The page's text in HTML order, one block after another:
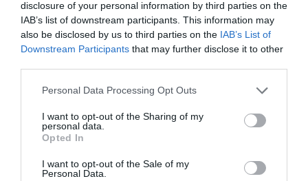
disclosure of your personal information by third parties on the
IAB’s list of downstream participants. This information may
also be disclosed by us to third parties on the IAB’s List of
Downstream Participants that may further disclose it to other
Please note that this website/app uses one or more Google
not limited to your visit or usage behaviour. You may click to
grant or deny consent to Google and its third-party tags to
use your data for below specified purposes in below Google
consent section.
Personal Data Processing Opt Outs
I want to opt-out of the Sharing of my
personal data.
Opted In
I want to opt-out of the Sale of my
Personal Data.
másszor a szemhéj alatt bukkannak fel. Vagy épp felül és
alul egyidejűleg. Vagy duplán. A céljuk: valami
figyelemfelkeltőt alkotni. Kanyarodnak, fordulnak,
hatalmas macskaszemekké formálódnak vagy
körülölelik az egész szemet. A tusvonások sokszor már-
már rajzokká nemesednek és válnak kis műalkotásokká.
Ezért nevezik a vonalvezetés extravagáns formáját art
linernek. A vonalak vastagsága és hosszúsága változó, és
szükség szerint alkalmazható. Ami ehhez mindenesetre
szükségeltetik, az egy nyugodt kéz.